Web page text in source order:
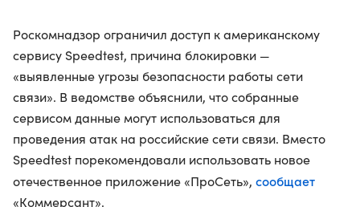
Роскомнадзор ограничил доступ к американскому
сервису Speedtest, причина блокировки —
«выявленные угрозы безопасности работы сети
связи». В ведомстве объяснили, что собранные
сервисом данные могут использоваться для
проведения атак на российские сети связи. Вместо
Speedtest порекомендовали использовать новое
отечественное приложение «ПроСеть», сообщает
«Коммерсант».